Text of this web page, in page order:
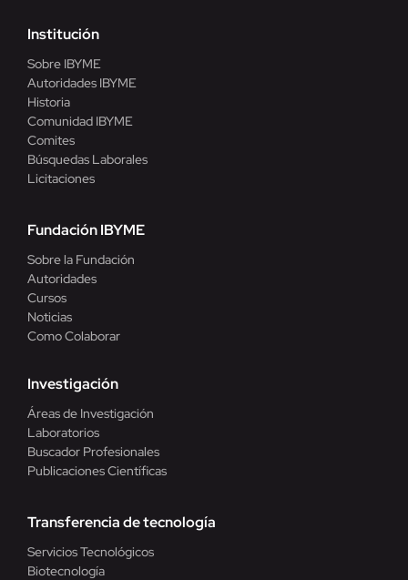
Institución
Sobre IBYME
Autoridades IBYME
Historia
Comunidad IBYME
Comites
Búsquedas Laborales
Licitaciones
Fundación IBYME
Sobre la Fundación
Autoridades
Cursos
Noticias
Como Colaborar
Investigación
Áreas de Investigación
Laboratorios
Buscador Profesionales
Publicaciones Científicas
Transferencia de tecnología
Servicios Tecnológicos
Biotecnología